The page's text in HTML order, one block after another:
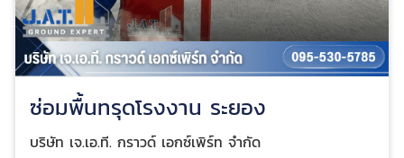
ซ่อมพื้นทรุดโรงงาน ระยอง
บริษัท เจ.เอ.ที. กราวด์ เอกซ์เพิร์ท จำกัด